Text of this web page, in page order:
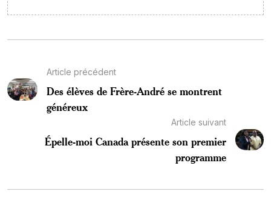
Article précédent
Des élèves de Frère-André se montrent
généreux
Article suivant
Épelle-moi Canada présente son premier
programme